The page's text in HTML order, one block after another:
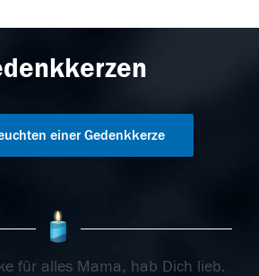
einer Gedenkkerze
für alles Mama, hab Dich lieb.